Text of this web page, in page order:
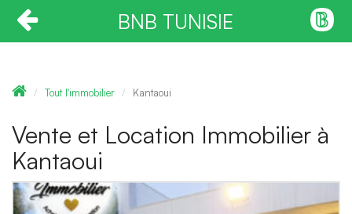
BNB TUNISIE
Tout l'immobilier Kantaoui
Vente et Location Immobilier à
Kantaoui